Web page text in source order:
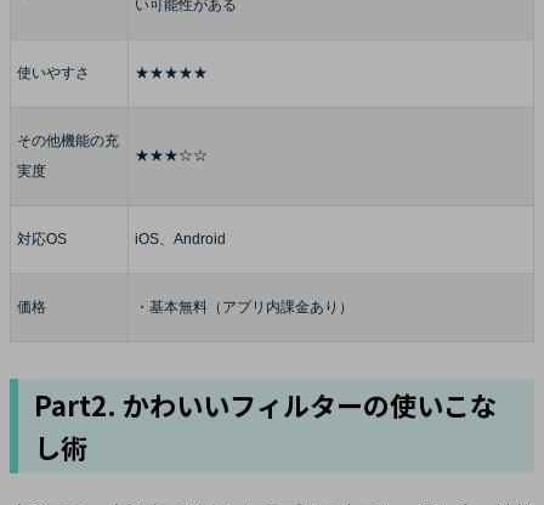
い可能性がある
使いやすさ ★★★★★
その他機能の充
実度
★★★☆☆
対応OS iOS、Android
価格 ・基本無料（アプリ内課金あり）
Part2. かわいいフィルターの使いこな
し術